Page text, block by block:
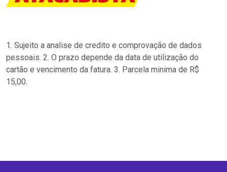
1. Sujeito a analise de credito e comprovação de dados
pessoais. 2. O prazo depende da data de utilização do
cartão e vencimento da fatura. 3. Parcela minima de R$
15,00.